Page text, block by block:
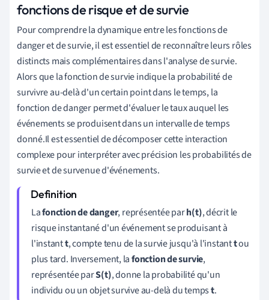
fonctions de risque et de survie
Pour comprendre la dynamique entre les fonctions de
danger et de survie, il est essentiel de reconnaître leurs rôles
distincts mais complémentaires dans l'analyse de survie.
Alors que la fonction de survie indique la probabilité de
survivre au-delà d'un certain point dans le temps, la
fonction de danger permet d'évaluer le taux auquel les
événements se produisent dans un intervalle de temps
donné.Il est essentiel de décomposer cette interaction
complexe pour interpréter avec précision les probabilités de
survie et de survenue d'événements.
Lafonction de danger, représentée parh(t), décrit le
risque instantané d'un événement se produisant à
l'instantt, compte tenu de la survie jusqu'à l'instanttou
plus tard. Inversement, lafonction de survie,
représentée parS(t), donne la probabilité qu'un
individu ou un objet survive au-delà du tempst.